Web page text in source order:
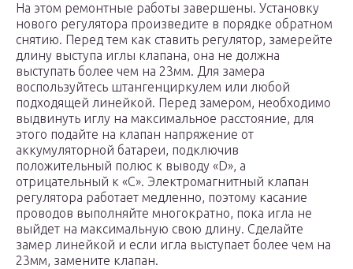
На этом ремонтные работы завершены. Установку
нового регулятора произведите в порядке обратном
снятию. Перед тем как ставить регулятор, замерейте
длину выступа иглы клапана, она не должна
выступать более чем на 23мм. Для замера
воспользуйтесь штангенциркулем или любой
подходящей линейкой. Перед замером, необходимо
выдвинуть иглу на максимальное расстояние, для
этого подайте на клапан напряжение от
аккумуляторной батареи, подключив
положительный полюс к выводу «D», а
отрицательный к «С». Электромагнитный клапан
регулятора работает медленно, поэтому касание
проводов выполняйте многократно, пока игла не
выйдет на максимальную свою длину. Сделайте
замер линейкой и если игла выступает более чем на
23мм, замените клапан.